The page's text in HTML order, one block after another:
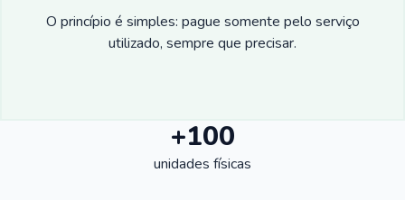
O princípio é simples: pague somente pelo serviço
utilizado, sempre que precisar.
+100
unidades físicas